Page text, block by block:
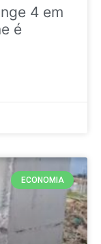
4 em
é
ECONOMIA